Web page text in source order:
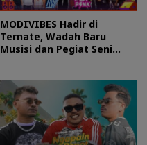
MODIVIBES Hadir di
Ternate, Wadah Baru
Musisi dan Pegiat Seni